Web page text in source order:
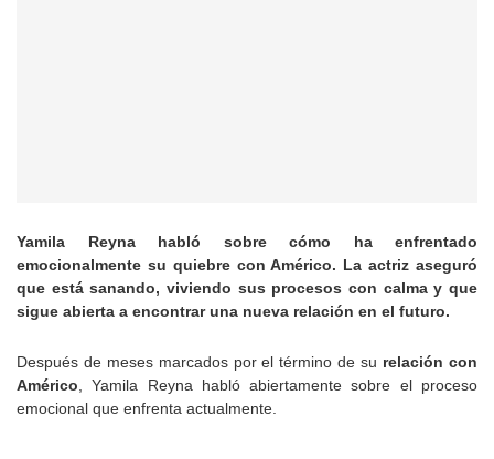
Yamila Reyna habló sobre cómo ha enfrentado
emocionalmente su quiebre con Américo. La actriz aseguró
que está sanando, viviendo sus procesos con calma y que
sigue abierta a encontrar una nueva relación en el futuro.
Después de meses marcados por el término de su relación con
Américo , Yamila Reyna habló abiertamente sobre el proceso
emocional que enfrenta actualmente.